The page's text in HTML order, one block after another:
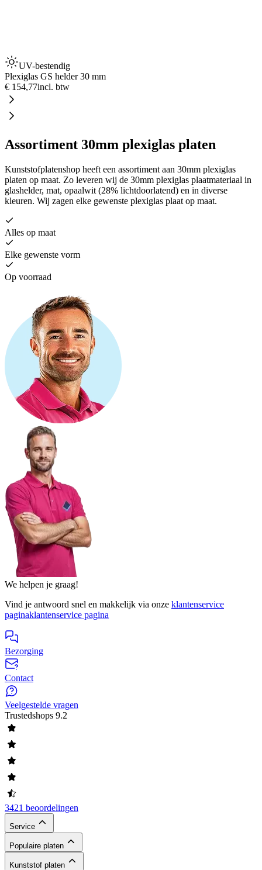
UV-bestendig
Plexiglas GS helder 30 mm
€ 154,77incl. btw
Assortiment 30mm plexiglas platen
Kunststofplatenshop heeft een assortiment aan 30mm plexiglas
platen op maat. Zo leveren wij de 30mm plexiglas plaatmateriaal in
glashelder, mat, opaalwit (28% lichtdoorlatend) en in diverse
kleuren. Wij zagen elke gewenste plexiglas plaat op maat.
Alles op maat
Elke gewenste vorm
Op voorraad
We helpen je graag!
Vind je antwoord snel en makkelijk via onze klantenservice
paginaklantenservice pagina
Bezorging
Contact
Veelgestelde vragen
Trustedshops 9.2
3421 beoordelingen
Service
Populaire platen
Kunststof platen